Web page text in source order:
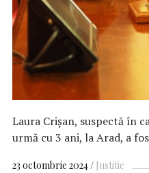
Laura Crișan, suspectă în
urmă cu 3 ani, la Arad, a
23 octombrie 2024 Justitie